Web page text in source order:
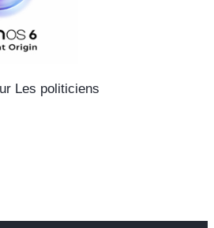
Les politiciens